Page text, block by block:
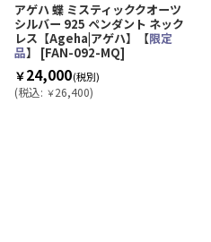
アゲハ 蝶 ミスティッククオーツ
シルバー 925 ペンダント ネック
レス【Ageha|アゲハ】【限定
品】 [FAN-092-MQ]
￥24,000(税別)
(税込: ￥26,400)